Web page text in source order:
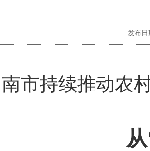
发布日
市持续推动农